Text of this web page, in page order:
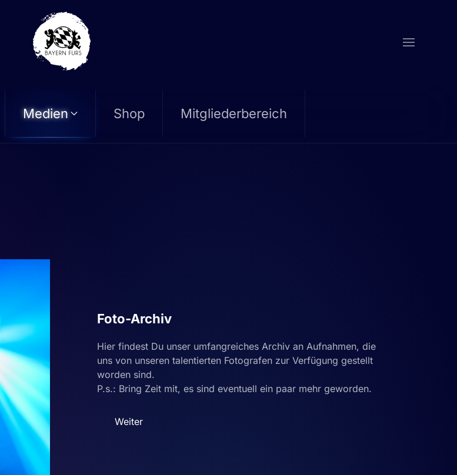
Medien Shop Mitgliederbereich
Foto-Archiv
Hier findest Du unser umfangreiches Archiv an Aufnahmen, die
uns von unseren talentierten Fotografen zur Verfügung gestellt
worden sind.
P.s.: Bring Zeit mit, es sind eventuell ein paar mehr geworden.
Weiter